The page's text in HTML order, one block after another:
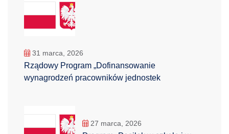
31 marca, 2026
Rządowy Program „Dofinansowanie
wynagrodzeń pracowników jednostek
27 marca, 2026